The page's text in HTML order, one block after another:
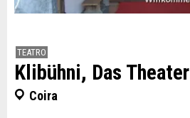
TEATRO
Klibühni, Das Theater
Coira